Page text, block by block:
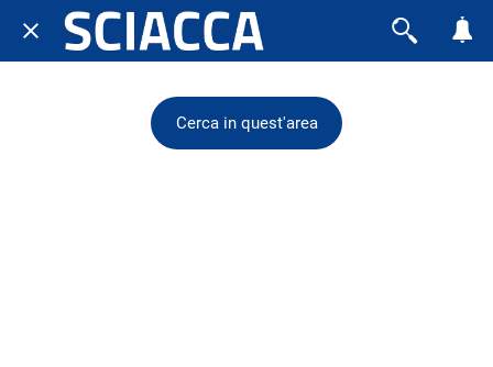
Cerca in quest'area